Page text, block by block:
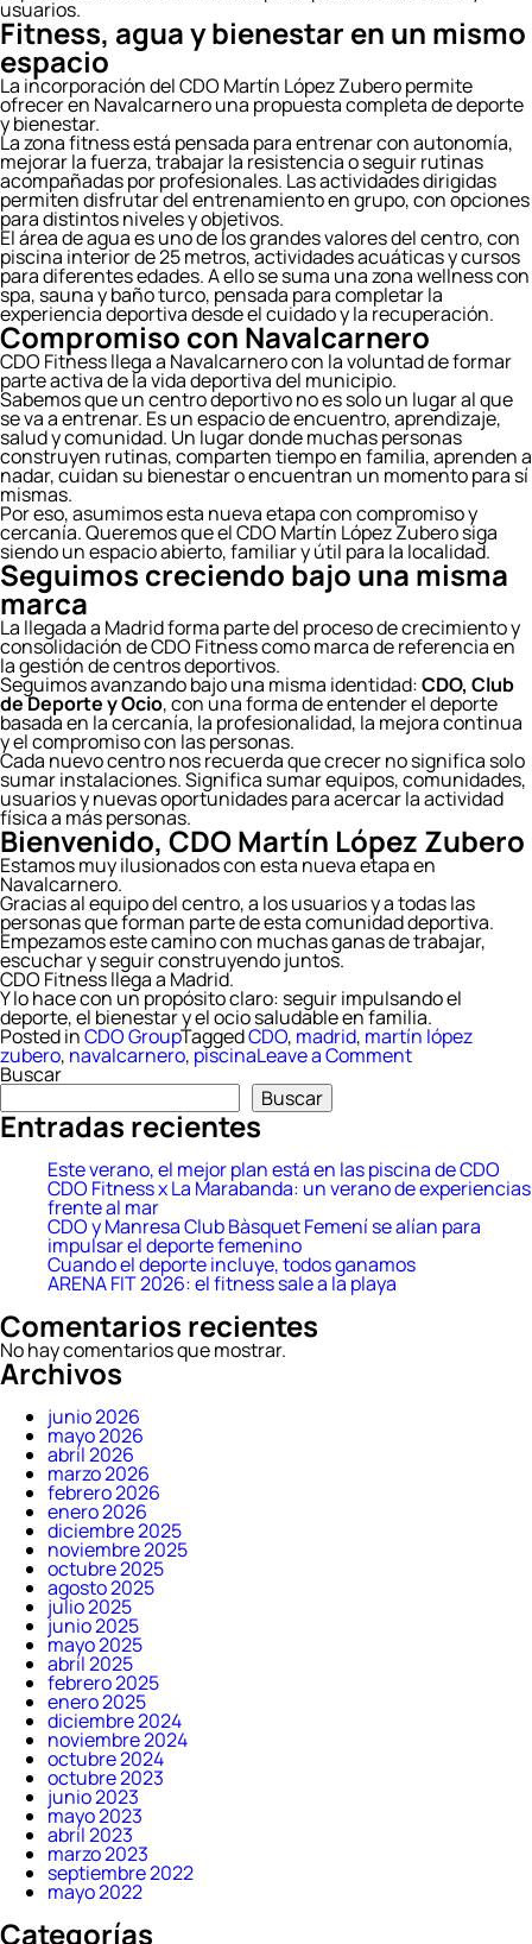
usuarios.
Fitness, agua y bienestar en un mismo
espacio
La incorporación del CDO Martín López Zubero permite
ofrecer en Navalcarnero una propuesta completa de deporte
y bienestar.
La zona fitness está pensada para entrenar con autonomía,
mejorar la fuerza, trabajar la resistencia o seguir rutinas
acompañadas por profesionales. Las actividades dirigidas
permiten disfrutar del entrenamiento en grupo, con opciones
para distintos niveles y objetivos.
El área de agua es uno de los grandes valores del centro, con
piscina interior de 25 metros, actividades acuáticas y cursos
para diferentes edades. A ello se suma una zona wellness con
spa, sauna y baño turco, pensada para completar la
experiencia deportiva desde el cuidado y la recuperación.
Compromiso con Navalcarnero
CDO Fitness llega a Navalcarnero con la voluntad de formar
parte activa de la vida deportiva del municipio.
Sabemos que un centro deportivo no es solo un lugar al que
se va a entrenar. Es un espacio de encuentro, aprendizaje,
salud y comunidad. Un lugar donde muchas personas
construyen rutinas, comparten tiempo en familia, aprenden a
nadar, cuidan su bienestar o encuentran un momento para sí
mismas.
Por eso, asumimos esta nueva etapa con compromiso y
cercanía. Queremos que el CDO Martín López Zubero siga
siendo un espacio abierto, familiar y útil para la localidad.
Seguimos creciendo bajo una misma
marca
La llegada a Madrid forma parte del proceso de crecimiento y
consolidación de CDO Fitness como marca de referencia en
la gestión de centros deportivos.
Seguimos avanzando bajo una misma identidad:CDO, Club
de Deporte y Ocio, con una forma de entender el deporte
basada en la cercanía, la profesionalidad, la mejora continua
y el compromiso con las personas.
Cada nuevo centro nos recuerda que crecer no significa solo
sumar instalaciones. Significa sumar equipos, comunidades,
usuarios y nuevas oportunidades para acercar la actividad
física a más personas.
Bienvenido, CDO Martín López Zubero
Estamos muy ilusionados con esta nueva etapa en
Navalcarnero.
Gracias al equipo del centro, a los usuarios y a todas las
personas que forman parte de esta comunidad deportiva.
Empezamos este camino con muchas ganas de trabajar,
escuchar y seguir construyendo juntos.
CDO Fitness llega a Madrid.
Y lo hace con un propósito claro: seguir impulsando el
deporte, el bienestar y el ocio saludable en familia.
Posted inCDO GroupTaggedCDO, madrid, martín lópez
zubero, navalcarnero, piscinaLeave a Commenton
con
el
nuevo
CDO
Martín
López
Buscar
Buscar
Entradas recientes
Este verano, el mejor plan está en las piscina de CDO
CDO Fitness x La Marabanda: un verano de experiencias
frente al mar
CDO y Manresa Club Bàsquet Femení se alían para
impulsar el deporte femenino
Cuando el deporte incluye, todos ganamos
ARENA FIT 2026: el fitness sale a la playa
Comentarios recientes
No hay comentarios que mostrar.
Archivos
junio 2026
mayo 2026
abril 2026
marzo 2026
febrero 2026
enero 2026
diciembre 2025
noviembre 2025
octubre 2025
agosto 2025
julio 2025
junio 2025
mayo 2025
abril 2025
febrero 2025
enero 2025
diciembre 2024
noviembre 2024
octubre 2024
octubre 2023
junio 2023
mayo 2023
abril 2023
marzo 2023
septiembre 2022
mayo 2022
Categorías